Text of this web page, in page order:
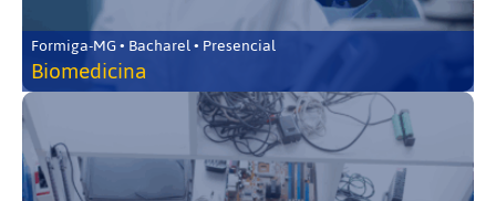
Formiga-MG • Bacharel • Presencial
Biomedicina